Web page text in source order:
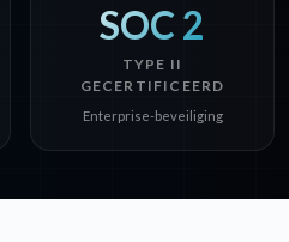
SOC 2
TYPE II
GECERTIFICEERD
Enterprise-beveiliging